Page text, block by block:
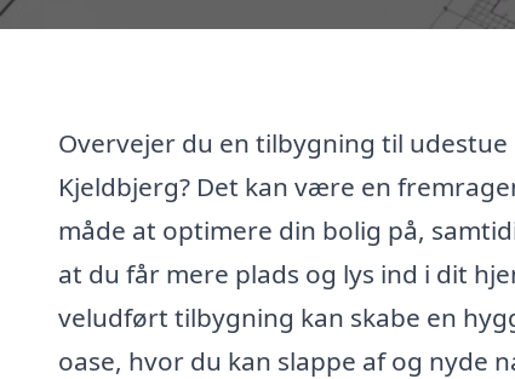
Overvejer du en tilbygning til udestue
Kjeldbjerg? Det kan være en
måde at optimere din bolig på,
at du får mere plads og lys ind i dit
veludført tilbygning kan skabe en
oase, hvor du kan slappe af og nyde